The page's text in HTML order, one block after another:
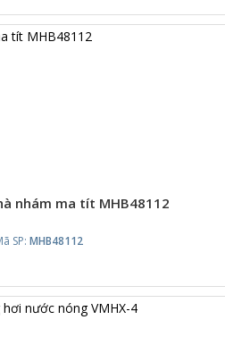
nhám ma tít MHB48112
SP: MHB48112